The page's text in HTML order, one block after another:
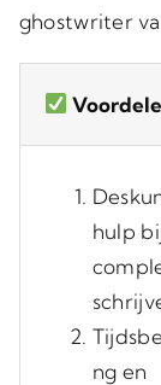
ghostwriter
hulp
ng en